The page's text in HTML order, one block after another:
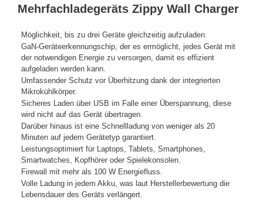
Mehrfachladegeräts Zippy Wall Charger
Möglichkeit, bis zu drei Geräte gleichzeitig aufzuladen.
GaN-Geräteerkennungschip, der es ermöglicht, jedes Gerät mit
der notwendigen Energie zu versorgen, damit es effizient
aufgeladen werden kann.
Umfassender Schutz vor Überhitzung dank der integrierten
Mikrokühlkörper.
Sicheres Laden über USB im Falle einer Überspannung, diese
wird nicht auf das Gerät übertragen.
Darüber hinaus ist eine Schnellladung von weniger als 20
Minuten auf jedem Gerätetyp garantiert.
Leistungsoptimiert für Laptops, Tablets, Smartphones,
Smartwatches, Kopfhörer oder Spielekonsolen.
Firewall mit mehr als 100 W Energiefluss.
Volle Ladung in jedem Akku, was laut Herstellerbewertung die
Lebensdauer des Geräts verlängert.